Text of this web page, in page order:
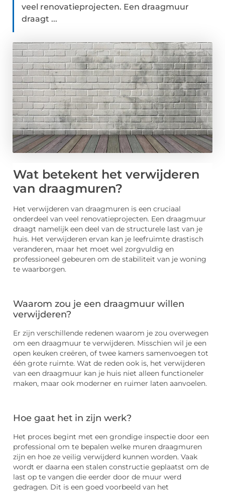
veel renovatieprojecten. Een draagmuur
draagt ...
Wat betekent het verwijderen
van draagmuren?
Het verwijderen van draagmuren is een cruciaal
onderdeel van veel renovatieprojecten. Een draagmuur
draagt namelijk een deel van de structurele last van je
huis. Het verwijderen ervan kan je leefruimte drastisch
veranderen, maar het moet wel zorgvuldig en
professioneel gebeuren om de stabiliteit van je woning
te waarborgen.
Waarom zou je een draagmuur willen
verwijderen?
Er zijn verschillende redenen waarom je zou overwegen
om een draagmuur te verwijderen. Misschien wil je een
open keuken creëren, of twee kamers samenvoegen tot
één grote ruimte. Wat de reden ook is, het verwijderen
van een draagmuur kan je huis niet alleen functioneler
maken, maar ook moderner en ruimer laten aanvoelen.
Hoe gaat het in zijn werk?
Het proces begint met een grondige inspectie door een
professional om te bepalen welke muren draagmuren
zijn en hoe ze veilig verwijderd kunnen worden. Vaak
wordt er daarna een stalen constructie geplaatst om de
last op te vangen die eerder door de muur werd
gedragen. Dit is een goed voorbeeld van het